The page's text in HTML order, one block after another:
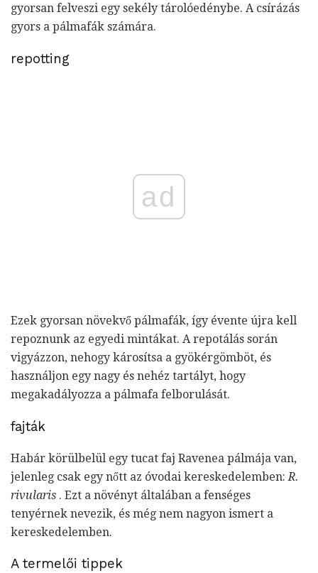
gyorsan felveszi egy sekély tárolóedénybe. A csírázás
gyors a pálmafák számára.
repotting
ad
Ezek gyorsan növekvő pálmafák, így évente újra kell
repoznunk az egyedi mintákat. A repotálás során
vigyázzon, nehogy károsítsa a gyökérgömböt, és
használjon egy nagy és nehéz tartályt, hogy
megakadályozza a pálmafa felborulását.
fajták
Habár körülbelül egy tucat faj Ravenea pálmája van,
jelenleg csak egy nőtt az óvodai kereskedelemben: R.
rivularis . Ezt a növényt általában a fenséges
tenyérnek nevezik, és még nem nagyon ismert a
kereskedelemben.
A termelői tippek